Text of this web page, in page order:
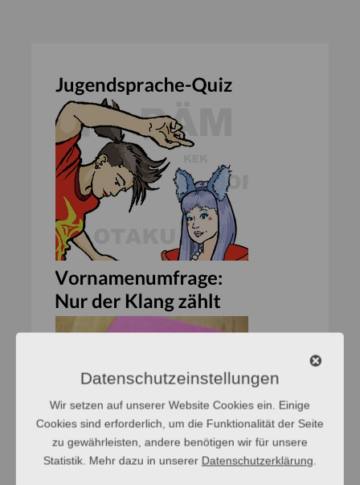
Datenschutzeinstellungen
Wir setzen auf unserer Website Cookies ein. Einige
Cookies sind erforderlich, um die Funktionalität der Seite
zu gewährleisten, andere benötigen wir für unsere
Statistik. Mehr dazu in unserer Datenschutzerklärung